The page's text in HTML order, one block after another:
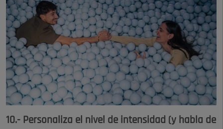
10.- Personaliza el nivel de intensidad (y habla de